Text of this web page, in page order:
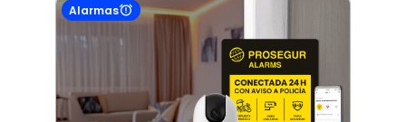
Alarmas